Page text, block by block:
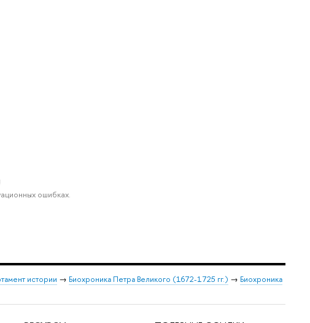
ошибках.
истории → Биохроника Петра Великого (1672-1725 гг.) → Биохроника